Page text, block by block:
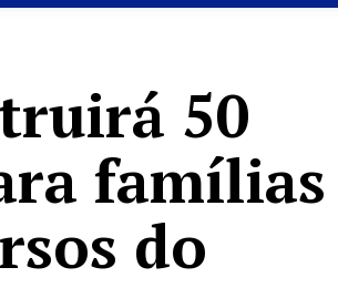
50
famílias
do